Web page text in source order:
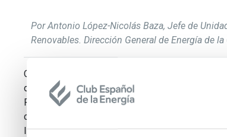
Por Antonio López-Nicolás Baza, Jefe de
Renovables. Dirección General de Energía de
Centrándonos en Europa, Antonio López-Nicolás
de Renovables de la Comisión Europea,
Paquete de Invierno europeo, el ambicioso
cuyo fin es que la Unión Europa lidere la
línea con los compromisos de